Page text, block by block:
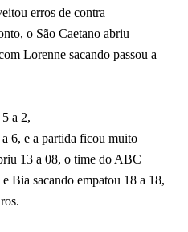
erros de contra
o São Caetano abriu
Lorenne sacando passou a
a 2,
6, e a partida ficou muito
13 a 08, o time do ABC
Bia sacando empatou 18 a 18,